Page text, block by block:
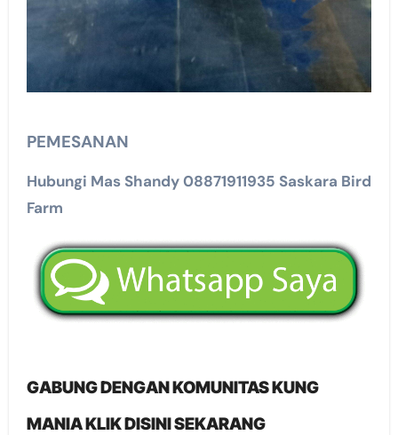
PEMESANAN
Hubungi Mas Shandy 08871911935 Saskara Bird
Farm
GABUNG DENGAN KOMUNITAS KUNG
MANIA KLIK DISINI SEKARANG